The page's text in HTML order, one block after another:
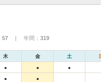
57 | 年間： 319
木 金 土
● ● ●
● ●